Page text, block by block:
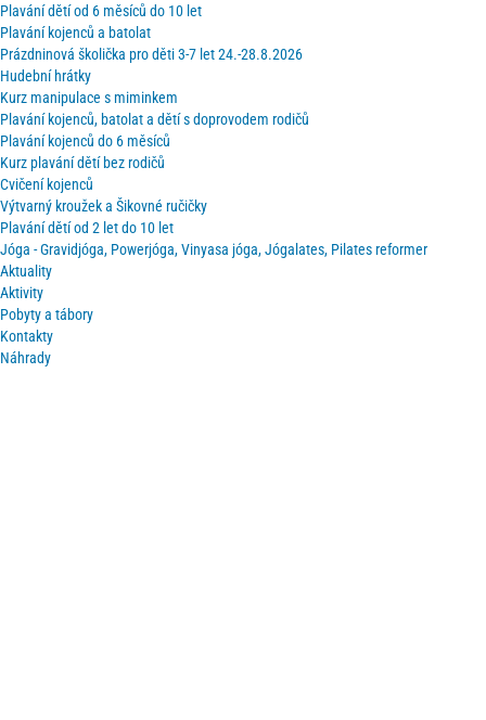
Plavání dětí od 6 měsíců do 10 let
Plavání kojenců a batolat
Prázdninová školička pro děti 3-7 let 24.-28.8.2026
Hudební hrátky
Kurz manipulace s miminkem
Plavání kojenců, batolat a dětí s doprovodem rodičů
Plavání kojenců do 6 měsíců
Kurz plavání dětí bez rodičů
Cvičení kojenců
Výtvarný kroužek a Šikovné ručičky
Plavání dětí od 2 let do 10 let
Jóga - Gravidjóga, Powerjóga, Vinyasa jóga, Jógalates, Pilates reformer
Aktuality
Aktivity
Pobyty a tábory
Kontakty
Náhrady